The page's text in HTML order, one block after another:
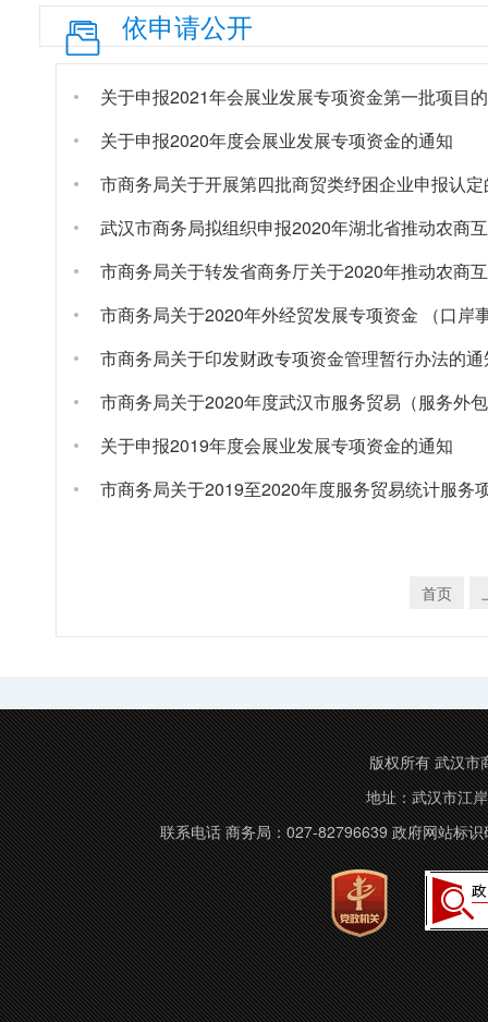
依申请公开
关于申报2021年会展业发展专项资金第一批项目
关于申报2020年度会展业发展专项资金的通知
市商务局关于开展第四批商贸类纾困企业申报认
市商务局关于2020年外经贸发展专项资金 （口岸
市商务局关于印发财政专项资金管理暂行办法的通
关于申报2019年度会展业发展专项资金的通知
市商务局关于2019至2020年度服务贸易统计服务
首页
版权所有 武汉
地址：武汉市江
联系电话 商务局：027-82796639 政府网站